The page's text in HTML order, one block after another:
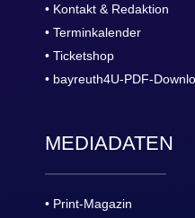
• Kontakt & Redaktion
• Terminkalender
• Ticketshop
• bayreuth4U-PDF-
MEDIADATEN
• Print-Magazin